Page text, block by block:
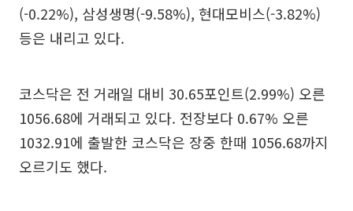
(-0.22%), 삼성생명(-9.58%), 현대모비스(-3.82%)
등은 내리고 있다.
코스닥은 전 거래일 대비 30.65포인트(2.99%) 오른
1056.68에 거래되고 있다. 전장보다 0.67% 오른
1032.91에 출발한 코스닥은 장중 한때 1056.68까지
오르기도 했다.